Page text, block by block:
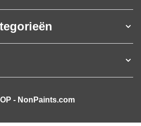
- NonPaints.com